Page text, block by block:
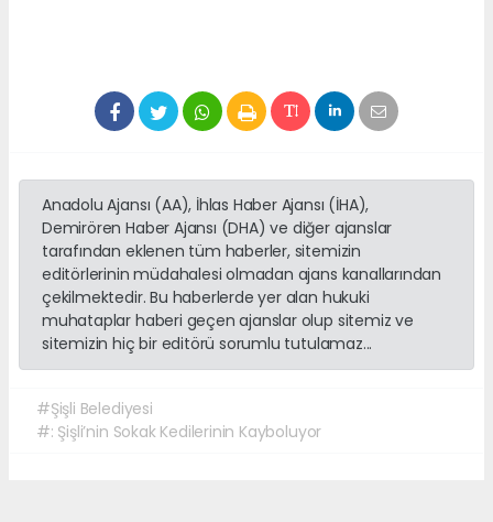
Anadolu Ajansı (AA), İhlas Haber Ajansı (İHA),
Demirören Haber Ajansı (DHA) ve diğer ajanslar
tarafından eklenen tüm haberler, sitemizin
editörlerinin müdahalesi olmadan ajans kanallarından
çekilmektedir. Bu haberlerde yer alan hukuki
muhataplar haberi geçen ajanslar olup sitemiz ve
sitemizin hiç bir editörü sorumlu tutulamaz...
#Şişli Belediyesi
#: Şişli’nin Sokak Kedilerinin Kayboluyor